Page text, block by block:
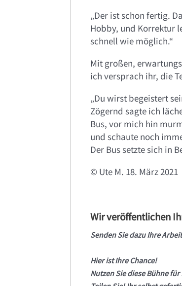
„Der ist schon fertig.
Hobby, und Korrektur
schnell wie möglich.“
Mit großen,
ich versprach ihr, die
„Du wirst begeistert
Zögernd sagte ich
Bus, vor mich hin
und schaute noch
Der Bus setzte sich in
© Ute M. 18. März 2021
Wir veröffentlichen
Senden Sie dazu Ihre
Hier ist Ihre Chance!
Nutzen Sie diese Bühne